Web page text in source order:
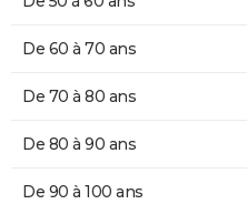
De 60 à 70 ans
De 70 à 80 ans
De 80 à 90 ans
De 90 à 100 ans